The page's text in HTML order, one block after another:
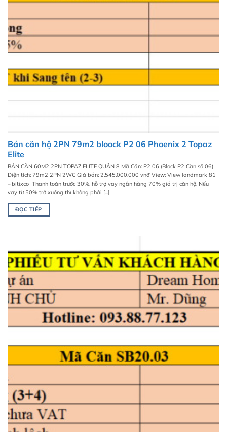
Bán căn hộ 2PN 79m2 bloock P2 06 Phoenix 2 Topaz
Elite
BÁN CĂN 60M2 2PN TOPAZ ELITE QUẬN 8 Mã Căn: P2 06 (Block P2 Căn số 06)
Diện tích: 79m2 2PN 2WC Giá bán: 2.545.000.000 vnđ View: View landmark 81
– bitixco Thanh toán trước 30%, hỗ trợ vay ngân hàng 70% giá trị căn hộ, Nếu
vay từ 50% trở xuống thì không phải [...]
ĐỌC TIẾP